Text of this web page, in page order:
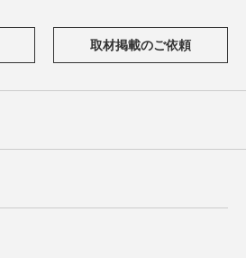
取材掲載のご依頼